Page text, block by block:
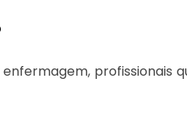
profissionais